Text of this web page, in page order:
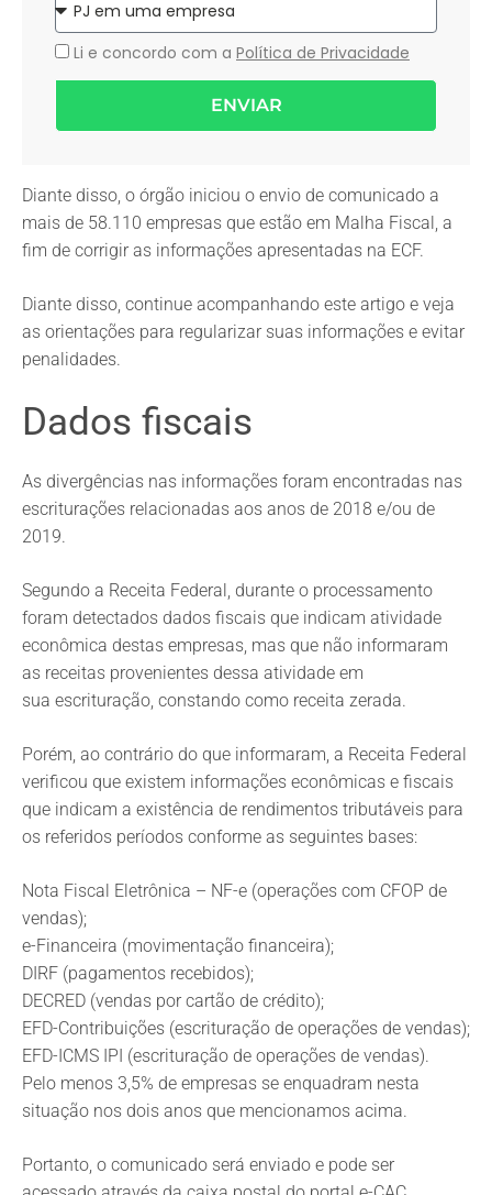
Li e concordo com a Política de Privacidade
ENVIAR
Diante disso, o órgão iniciou o envio de comunicado a
mais de 58.110 empresas que estão em Malha Fiscal, a
fim de corrigir as informações apresentadas na ECF.
Diante disso, continue acompanhando este artigo e veja
as orientações para regularizar suas informações e evitar
penalidades.
Dados fiscais
As divergências nas informações foram encontradas nas
escriturações relacionadas aos anos de 2018 e/ou de
2019.
Segundo a Receita Federal, durante o processamento
foram detectados dados fiscais que indicam atividade
econômica destas empresas, mas que não informaram
as receitas provenientes dessa atividade em
sua escrituração, constando como receita zerada.
Porém, ao contrário do que informaram, a Receita Federal
verificou que existem informações econômicas e fiscais
que indicam a existência de rendimentos tributáveis para
os referidos períodos conforme as seguintes bases:
Nota Fiscal Eletrônica – NF-e (operações com CFOP de
vendas);
e-Financeira (movimentação financeira);
DIRF (pagamentos recebidos);
DECRED (vendas por cartão de crédito);
EFD-Contribuições (escrituração de operações de vendas);
EFD-ICMS IPI (escrituração de operações de vendas).
Pelo menos 3,5% de empresas se enquadram nesta
situação nos dois anos que mencionamos acima.
Portanto, o comunicado será enviado e pode ser